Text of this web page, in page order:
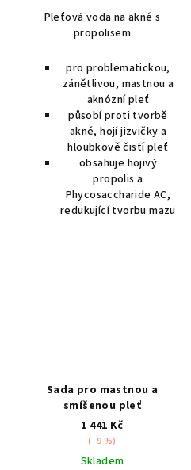
Pleťová voda na akné s
propolisem
pro problematickou,
zánětlivou, mastnou a
aknózní pleť
působí proti tvorbě
akné, hojí jizvičky a
hloubkově čistí pleť
obsahuje hojivý
propolis a
Phycosaccharide AC,
redukující tvorbu mazu
Sada pro mastnou a
smíšenou pleť
1 441 Kč
(–9 %)
Skladem